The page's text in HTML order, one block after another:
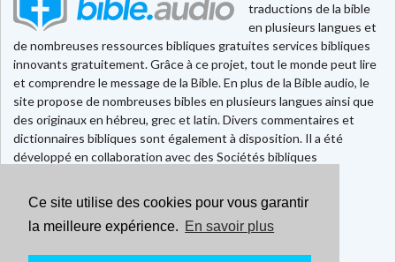
Ce site utilise des cookies pour vous garantir
la meilleure expérience. En savoir plus
traductions de la bible
en plusieurs langues et
de nombreuses ressources bibliques gratuites services bibliques
innovants gratuitement. Grâce à ce projet, tout le monde peut lire
et comprendre le message de la Bible. En plus de la Bible audio, le
site propose de nombreuses bibles en plusieurs langues ainsi que
des originaux en hébreu, grec et latin. Divers commentaires et
dictionnaires bibliques sont également à disposition. Il a été
développé en collaboration avec des Sociétés bibliques
Faire un don
Contact